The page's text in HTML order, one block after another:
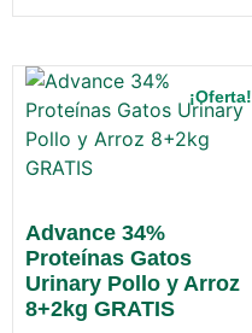
¡Oferta!
Advance 34%
Proteínas Gatos
Urinary Pollo y Arroz
8+2kg GRATIS